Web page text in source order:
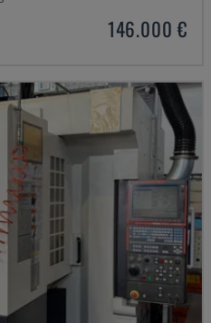
146.000 €